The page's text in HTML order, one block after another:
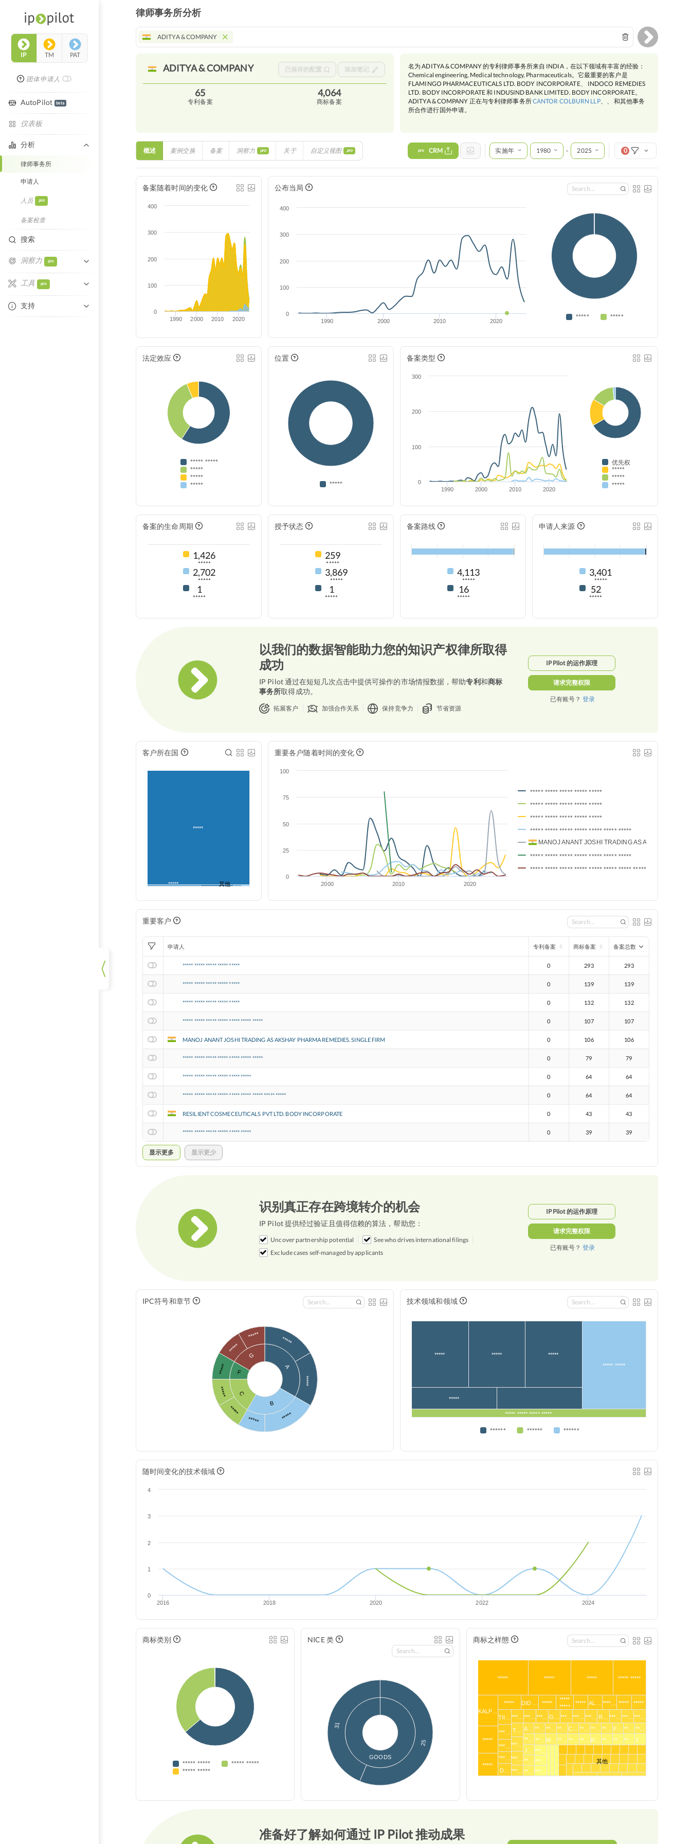
IP TM PAT
团体申请人
AutoPilot beta
仪表板
分析
律师事务所
申请人
人员 pro
备案检查
搜索
洞察力 pro
相似性
关系网重叠
工具 pro
Excel自动填充
支持
律师事务所分析
ADITYA & COMPANY
ADITYA &COMPANY 已保存的配置 添加笔记
65
专利备案
4,064
商标备案
名为 ADITYA & COMPANY 的专利律师事务所来自 INDIA，在以下领域有丰富的经验：
Chemical engineering, Medical technology, Pharmaceuticals。它最重要的客户是
FLAMINGO PHARMACEUTICALS LTD. BODY INCORPORATE、 INDOCO REMEDIES
LTD. BODY INCORPORATE 和 INDUSIND BANK LIMITED. BODY INCORPORATE。
ADITYA & COMPANY 正在与专利律师事务所CANTOR COLBURN LLP、、 和其他事务
所合作进行国外申请。
概述 案例交换 备案 洞察力 pro 关于 自定义视图 pro pro CRM 实施年 1980 - 2025 0
备案随着时间的变化
1990 2000 2010 2020
0
100
200
300
400
公布当局
1990 2000 2010 2020
0
100
200
300
400
***** *****
法定效应
***** *****
*****
*****
*****
位置
*****
备案类型
1990 2000 2010 2020
0
100
200
300
优先权
*****
*****
*****
备案的生命周期
1,426
*****
2,702
*****
1
*****
授予状态
259
*****
3,869
*****
1
*****
备案路线
4,113
*****
16
*****
申请人来源
3,401
*****
52
*****
以我们的数据智能助力您的知识产权律所取得
成功
IP Pilot 通过在短短几次点击中提供可操作的市场情报数据，帮助专利和商标
事务所取得成功。
拓展客户 加强合作关系 保持竞争力 节省资源
IP Pilot 的运作原理
请求完整权限
已有账号？ 登录
客户所在国
*****
***** 其他
重要各户随着时间的变化
2000 2010 2020
0
25
50
75
100
***** ***** ***** ***** *****
***** ***** ***** ***** *****
***** ***** ***** ***** *****
***** ***** ***** ***** ***** ***** *****
MANOJ ANANT JOSHI TRADING AS AKSHAY
***** ***** ***** ***** ***** ***** *****
***** ***** ***** ***** ***** ***** ***** ***** *****
重要客户
申请人 专利备案 商标备案 备案总数
***** ***** ***** ***** ***** 0 293 293
***** ***** ***** ***** ***** 0 139 139
***** ***** ***** ***** ***** 0 132 132
***** ***** ***** ***** ***** ***** ***** 0 107 107
MANOJ ANANT JOSHI TRADING AS AKSHAY PHARMA REMEDIES. SINGLE FIRM 0 106 106
***** ***** ***** ***** ***** ***** ***** 0 79 79
***** ***** ***** ***** ***** ***** 0 64 64
***** ***** ***** ***** ***** ***** ***** ***** ***** 0 64 64
RESILIENT COSMECEUTICALS PVT LTD. BODY INCORPORATE 0 43 43
***** ***** ***** ***** ***** ***** 0 39 39
显示更多 显示更少
识别真正存在跨境转介的机会
IP Pilot 提供经过验证且值得信赖的算法，帮助您：
Uncover partnership potential
See who drives international filings
Exclude cases self-managed by applicants
IP Pilot 的运作原理
请求完整权限
已有账号？ 登录
IPC符号和章节
A
*****
*****
B
*****
*****
C
*****
*****
F
*****
G
*****
*****
技术领域和领域
***** ***** *****
*****
***** *****
***** ***** ***** *****
****** ****** ******
随时间变化的技术领域
2016 2018 2020 2022 2024
0
1
2
3
4
商标类别
***** *****
***** *****
***** *****
NICE 类
GOODS
25
31
商标之样態
***** ***** ***** ***** *****
KALP…
*****
*****
***** DID … *****
*****
*****
***** AL… ****… ***** *****
TII…
***…
***…
***…
D…
***… ***… ***… G… ***… ***… ***… R… ***… ***… ***…
T…
***…
***…
***…
A… **… **… **… C… **… **… **… F… **…
**…
**…
J…
**…
**…
**… M… **… **… **… R… **… **… **…
T…
***…
***…
***…
其他
准备好了解如何通过 IP Pilot 推动成果